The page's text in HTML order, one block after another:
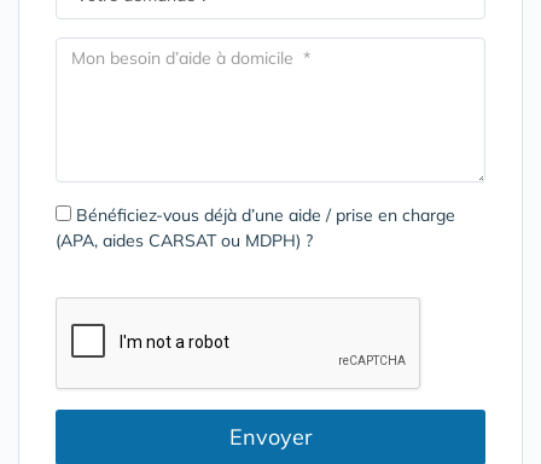
Bénéficiez-vous déjà d’une aide / prise en charge
(APA, aides CARSAT ou MDPH) ?
Envoyer